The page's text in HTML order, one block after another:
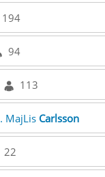
194
94
113
MajLis Carlsson
22